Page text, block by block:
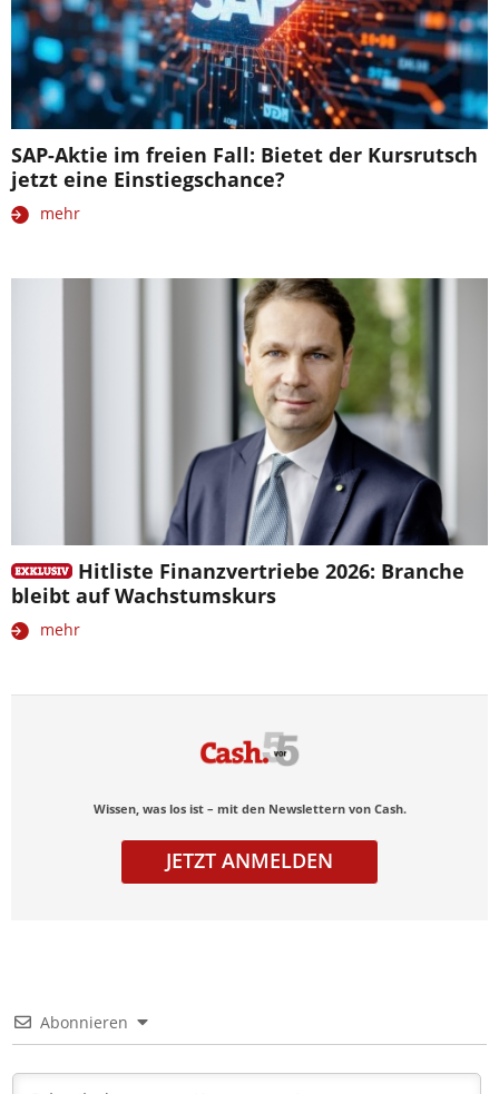
SAP-Aktie im freien Fall: Bietet der Kursrutsch
jetzt eine Einstiegschance?
mehr
Hitliste Finanzvertriebe 2026: Branche
bleibt auf Wachstumskurs
mehr
Wissen, was los ist – mit den Newslettern von Cash.
JETZT ANMELDEN
Abonnieren